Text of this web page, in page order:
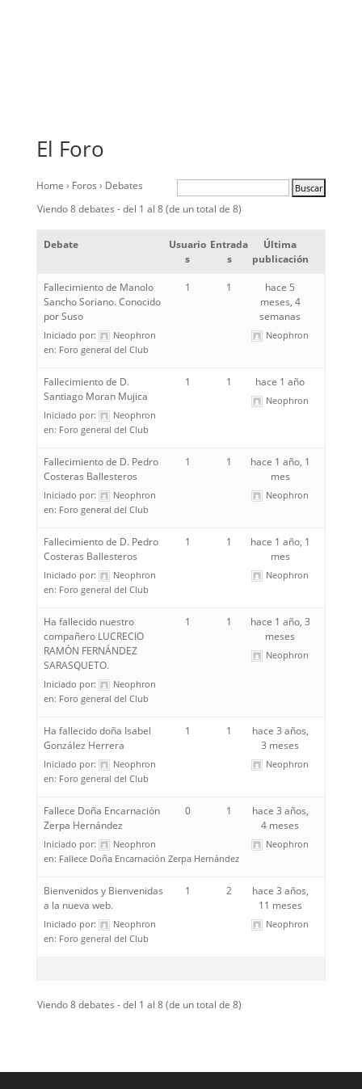
El Foro
Home › Foros › Debates
Viendo 8 debates - del 1 al 8 (de un total de 8)
Debate
Usuario
s
Entrada
s
Última
publicación
Fallecimiento de Manolo
Sancho Soriano. Conocido
por Suso
Iniciado por:
Neophron
en: Foro general del Club
1 1
hace 5
meses, 4
semanas
Neophron
Fallecimiento de D.
Santiago Moran Mujica
Iniciado por:
Neophron
en: Foro general del Club
1 1 hace 1 año
Neophron
Fallecimiento de D. Pedro
Costeras Ballesteros
Iniciado por:
Neophron
en: Foro general del Club
1 1
hace 1 año, 1
mes
Neophron
Fallecimiento de D. Pedro
Costeras Ballesteros
Iniciado por:
Neophron
en: Foro general del Club
1 1
hace 1 año, 1
mes
Neophron
Ha fallecido nuestro
compañero LUCRECIO
RAMÓN FERNÁNDEZ
SARASQUETO.
Iniciado por:
Neophron
en: Foro general del Club
1 1
hace 1 año, 3
meses
Neophron
Ha fallecido doña Isabel
González Herrera
Iniciado por:
Neophron
en: Foro general del Club
1 1
hace 3 años,
3 meses
Neophron
Fallece Doña Encarnación
Zerpa Hernández
Iniciado por:
Neophron
en: Fallece Doña Encarnación Zerpa Hernández
0 1
hace 3 años,
4 meses
Neophron
Bienvenidos y Bienvenidas
a la nueva web.
Iniciado por:
Neophron
en: Foro general del Club
1 2
hace 3 años,
11 meses
Neophron
Viendo 8 debates - del 1 al 8 (de un total de 8)